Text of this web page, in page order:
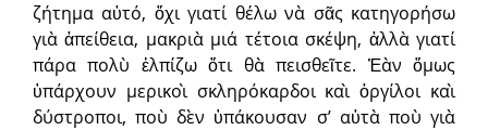
ζήτημα αὐτό, ὄχι γιατί θέλω νὰ σᾶς κατηγορήσω
γιὰ ἀπείθεια, μακριὰ μιά τέτοια σκέψη, ἀλλὰ γιατί
πάρα πολὺ ἐλπίζω ὅτι θὰ πεισθεῖτε. Ἐὰν ὅμως
ὑπάρχουν μερικοὶ σκληρόκαρδοι καὶ ὀργίλοι καὶ
δύστροποι, ποὺ δὲν ὑπάκουσαν σ’ αὐτὰ ποὺ γιὰ